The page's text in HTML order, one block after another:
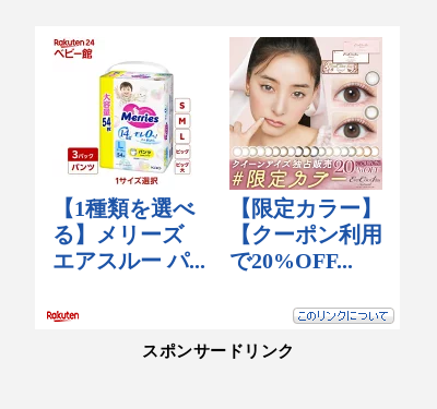
商品の一部が買えます。
スポンサードリンク